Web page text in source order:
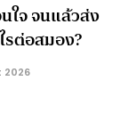
ใจ จนแล้วส่ง
รต่อสมอง?